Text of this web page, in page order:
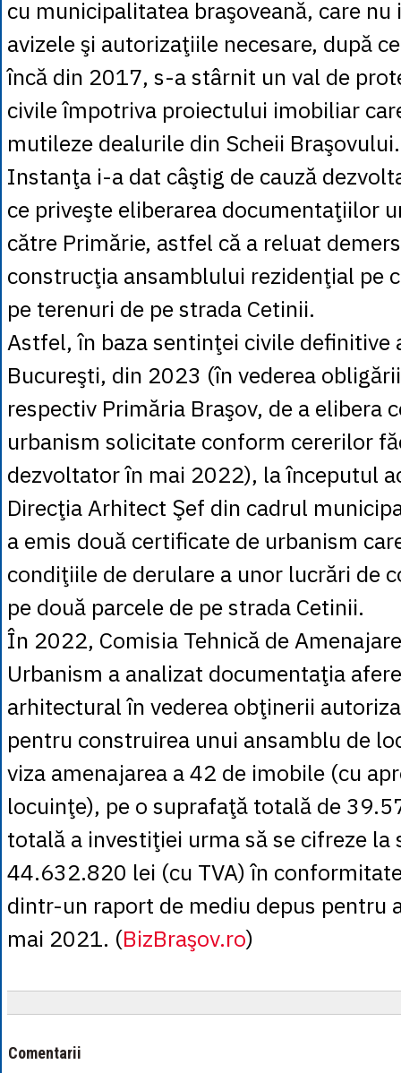
cu municipalitatea braşoveană, care nu
avizele şi autorizaţiile necesare, după
încă din 2017, s-a stârnit un val de
civile împotriva proiectului imobiliar
mutileze dealurile din Scheii Braşovului.
Instanţa i-a dat câştig de cauză
ce priveşte eliberarea documentaţiilor
către Primărie, astfel că a reluat
construcţia ansamblului rezidenţial pe
pe terenuri de pe strada Cetinii.
Astfel, în baza sentinţei civile definitive
Bucureşti, din 2023 (în vederea
respectiv Primăria Braşov, de a elibera
urbanism solicitate conform cererilor
dezvoltator în mai 2022), la începutul
Direcţia Arhitect Şef din cadrul
a emis două certificate de urbanism
condiţiile de derulare a unor lucrări de
pe două parcele de pe strada Cetinii.
În 2022, Comisia Tehnică de
Urbanism a analizat documentaţia
arhitectural în vederea obţinerii
pentru construirea unui ansamblu de
viza amenajarea a 42 de imobile (cu
locuinţe), pe o suprafaţă totală de
totală a investiţiei urma să se cifreze la
44.632.820 lei (cu TVA) în
dintr-un raport de mediu depus pentru
mai 2021. (BizBraşov.ro)
Comentarii